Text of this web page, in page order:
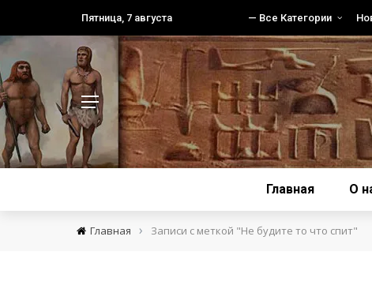
Пятница, 7 августа — Все Категории
Главная О
Главная › Записи с меткой "Не будите то что спит"